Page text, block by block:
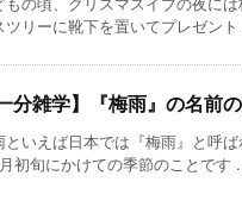
もの頃、クリスマスイブの夜に
ツリーに靴下を置いてプレゼン
一分雑学】『梅雨』の名前
といえば日本では『梅雨』と呼
初旬にかけての季節のことです